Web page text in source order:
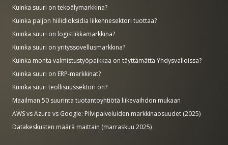
Kuinka suuri on tekoälymarkkina?
Kuinka paljon hiilidioksidia liikennesektori tuottaa?
Kuinka suuri on logistiikkamarkkina?
Kuinka suuri on yrityssovellusmarkkina?
Kuinka monta valmistustyöpaikkaa on täyttämättä Yhdysvalloissa?
Kuinka suuri on ERP-markkinat?
Kuinka suuri teollisuussektori on?
Maailman 50 suurinta tuotantoyhtiötä liikevaihdon mukaan
AWS vs Azure vs Google: Pilvipalveluiden markkinaosuudet (2025)
Datakeskusten määrä maittain (marraskuu 2025)